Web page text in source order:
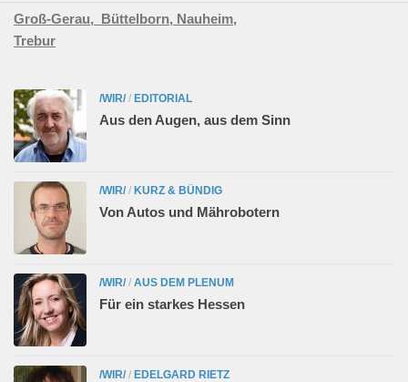
Groß-Gerau, Büttelborn, Nauheim,
Trebur
/WIR/ / EDITORIAL
Aus den Augen, aus dem Sinn
/WIR/ / KURZ & BÜNDIG
Von Autos und Mährobotern
/WIR/ / AUS DEM PLENUM
Für ein starkes Hessen
/WIR/ / EDELGARD RIETZ